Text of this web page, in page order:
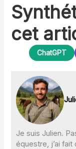
cet
ChatGPT
Je suis Julien.
équestre, j’ai